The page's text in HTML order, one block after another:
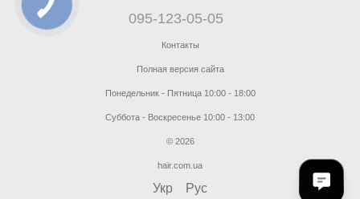
095-123-05-05
Контакты
Полная версия сайта
Понедельник - Пятница 10:00 - 18:00
Суббота - Воскресенье 10:00 - 13:00
© 2026
hair.com.ua
Укр Рус